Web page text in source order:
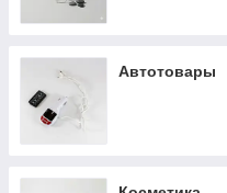
Автотовары